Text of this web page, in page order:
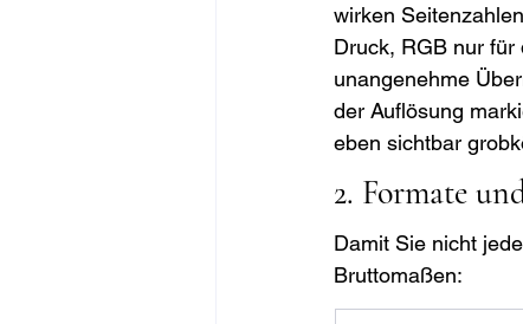
wirken
Druck, RGB nur
unangenehme
der Auflösung
eben sichtbar
2. Formate
Damit Sie nicht
Bruttomaßen: